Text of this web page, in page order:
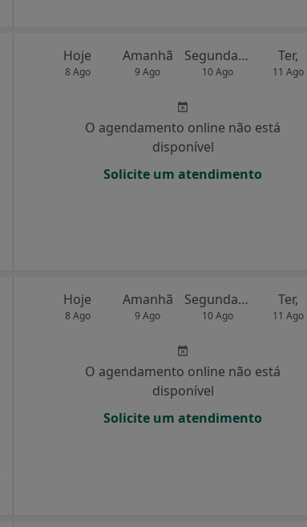
Hoje
8 Ago
Amanhã
9 Ago
Segunda-feira
10 Ago
Ter,
11 Ago
O agendamento online não está
disponível
Solicite um atendimento
Hoje
8 Ago
Amanhã
9 Ago
Segunda-feira
10 Ago
Ter,
11 Ago
O agendamento online não está
disponível
Solicite um atendimento